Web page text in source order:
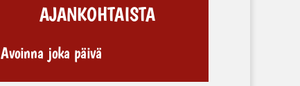
AJANKOHTAISTA
Avoinna joka päivä